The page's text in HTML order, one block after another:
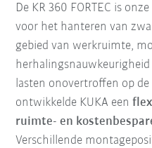
De KR 360 FORTEC is
voor het hanteren van
gebied van werkruimte,
lasten onovertroffen op de
ontwikkelde KUKA een
ruimte- en
Verschillende